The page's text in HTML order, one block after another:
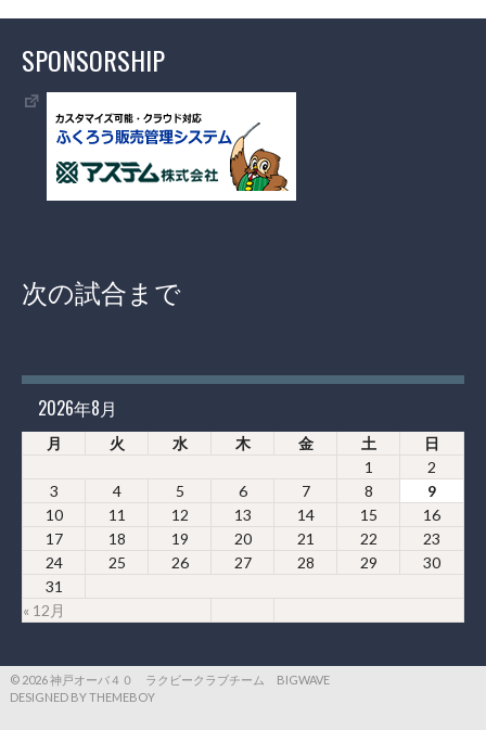
SPONSORSHIP
次の試合まで
2026年8月
月 火 水 木 金 土 日
« 12月
1
2
3
4 5 6 7 8
9
10
11 12 13 14 15
16
17
18 19 20 21 22
23
24
25 26 27 28 29
30
31
© 2026 神戸オーバ４０ ラクビークラブチーム BIGWAVE
DESIGNED BY THEMEBOY